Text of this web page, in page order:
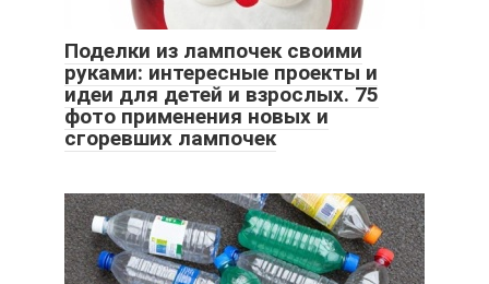
Поделки из лампочек своими
руками: интересные проекты и
идеи для детей и взрослых. 75
фото применения новых и
сгоревших лампочек